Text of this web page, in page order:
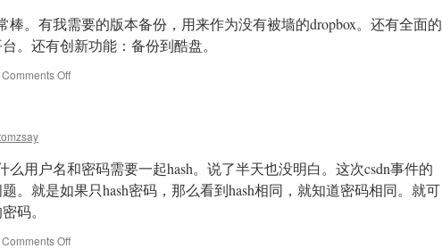
棒。有我需要的版本备份，用来作为没有被墙的dropbox。还有全面的
。还有创新功能：备份到酷盘。
Comments Offon
么用户名和密码需要一起hash。说了半天也没明白。这次csdn事件的
。就是如果只hash密码，那么看到hash相同，就知道密码相同。就可
码。
Comments Offon